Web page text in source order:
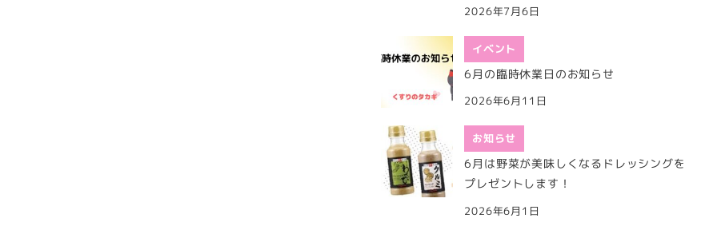
2026年7月6日
イベント
6月の臨時休業日のお知らせ
2026年6月11日
お知らせ
6月は野菜が美味しくなるドレッシングを
プレゼントします！
2026年6月1日